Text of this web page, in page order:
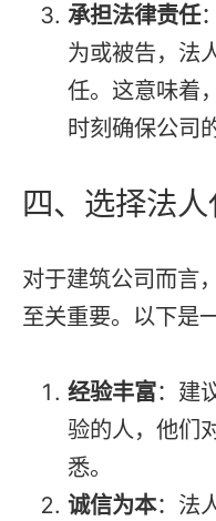
承担法律责任
为或被告，法
任。这意味着
时刻确保公司
四、选择法
对于建筑公司而言
至关重要。以下是
经验丰富：建
验的人，他们
悉。
诚信为本：法